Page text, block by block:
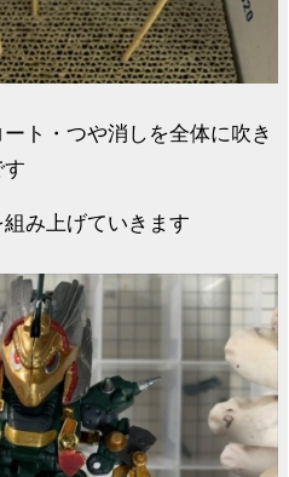
ト・つや消しを全体に吹き
み上げていきます